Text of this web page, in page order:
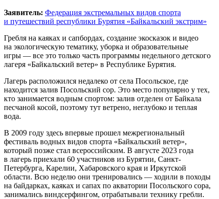
Заявитель: Федерация экстремальных видов спорта
и путешествий республики Бурятия «Байкальский экстрим»
Гребля на каяках и сапбордах, создание экосказок и видео
на экологическую тематику, уборка и образовательные
игры — все это только часть программы недельного детского
лагеря «Байкальский ветер» в Республике Бурятия.
Лагерь расположился недалеко от села Посольское, где
находится залив Посольский сор. Это место популярно у тех,
кто занимается водным спортом: залив отделен от Байкала
песчаной косой, поэтому тут ветрено, неглубоко и теплая
вода.
В 2009 году здесь впервые прошел межрегиональный
фестиваль водных видов спорта «Байкальский ветер»,
который позже стал всероссийским. В августе 2023 года
в лагерь приехали 60 участников из Бурятии, Санкт-
Петербурга, Карелии, Хабаровского края и Иркутской
области. Всю неделю они тренировались — ходили в походы
на байдарках, каяках и сапах по акватории Посольского сора,
занимались виндсерфингом, отрабатывали технику гребли.